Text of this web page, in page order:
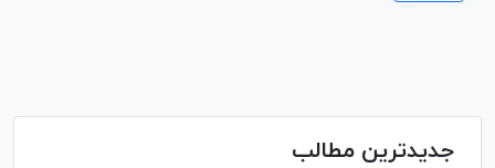
جدیدترین مطالب